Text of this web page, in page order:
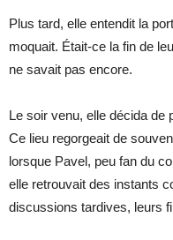
Plus tard, elle entendit la
moquait. Était-ce la fin de
ne savait pas encore.
Le soir venu, elle décida de
Ce lieu regorgeait de
lorsque Pavel, peu fan du
elle retrouvait des instants
discussions tardives, leurs